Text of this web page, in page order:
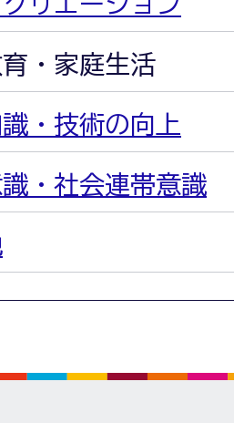
・家庭生活
・技術の向上
・社会連帯意識